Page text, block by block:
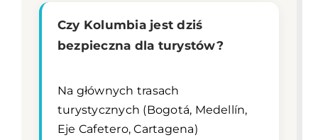
Czy Kolumbia jest dziś
bezpieczna dla turystów?
Na głównych trasach
turystycznych (Bogotá, Medellín,
Eje Cafetero, Cartagena)